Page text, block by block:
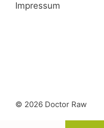
Impressum
© 2026 Doctor Raw